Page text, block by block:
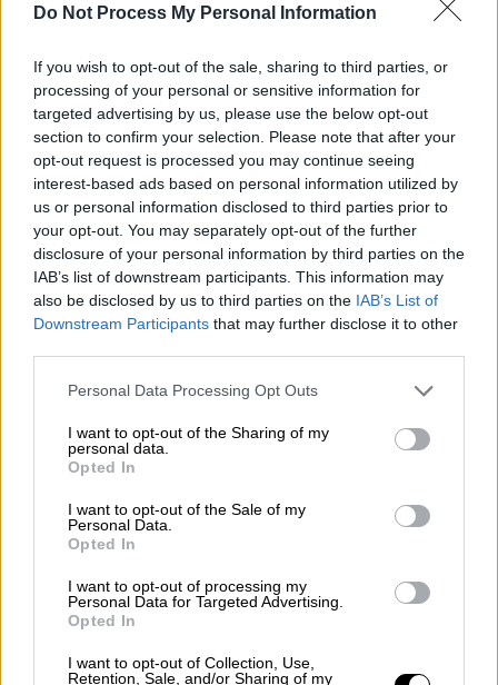
Do Not Process My Personal Information
If you wish to opt-out of the sale, sharing to third parties, or
processing of your personal or sensitive information for
targeted advertising by us, please use the below opt-out
section to confirm your selection. Please note that after your
opt-out request is processed you may continue seeing
interest-based ads based on personal information utilized by
us or personal information disclosed to third parties prior to
your opt-out. You may separately opt-out of the further
disclosure of your personal information by third parties on the
IAB’s list of downstream participants. This information may
also be disclosed by us to third parties on the IAB’s List of
Downstream Participants that may further disclose it to other
Please note that this website/app uses one or more Google
not limited to your visit or usage behaviour. You may click to
grant or deny consent to Google and its third-party tags to
use your data for below specified purposes in below Google
consent section.
Personal Data Processing Opt Outs
I want to opt-out of the Sharing of my
personal data.
Opted In
I want to opt-out of the Sale of my
Personal Data.
Opted In
I want to opt-out of processing my
Personal Data for Targeted Advertising.
Opted In
I want to opt-out of Collection, Use,
Retention, Sale, and/or Sharing of my
πραγματοποιεί αλλεπάλληλα ταξίδια ανά τον
κόσμο. Επισκέπτεται διαδοχικά, δίνοντας
συναυλίες με τα έργα του, τη Νέα Υόρκη, τη
Φιλαδέλφεια, το Σικάγο, το Σαν Φρανσίσκο,
το Τορόντο, το Μόντρεαλ, τη Στοκχόλμη, το
Άμστερνταμ, τη Νάπολη, το Παρίσι, το
Βερολίνο, το Μόναχο, τη Φρανκφούρτη, τις
Βρυξέλλες, το Λονδίνο καθώς και διάφορες
πόλεις της Ρωσίας και της Αυστραλίας.
Στην καλλιτεχνική του παραγωγή, βέβαια,
σημαντική θέση έχει η μουσική του για το
θέατρο και τον κινηματογράφο: μουσική για
έργα του Ευριπίδη, του Αριστοφάνη, του
Μενάνδρου, του Σαίξπηρ, του Τσέχωφ, του
Μπέκετ αλλά και σύγχρονων Ελλήνων
δραματουργών, και για ταινίες του
Κούνδουρου, του Ντασέν, του Κοσμάτου, του
Μανουσάκη, του Σκαλενάκη, του Γρηγορίου
Τον Ιανουάριο του 1981 ενώνεται και στη
του Βασιλική Λαβίνα. Γεννιέται η κόρη τους